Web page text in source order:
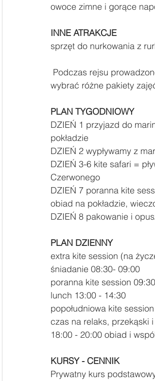
owoce zimne i gorące
INNE ATRAKCJE
sprzęt do nurkowania z
wybrać różne pakiety
PLAN TYGODNIOWY
DZIEŃ 1 przyjazd do
pokładzie
DZIEŃ 2 wypływamy z
DZIEŃ 3-6 kite safari =
Czerwonego
DZIEŃ 7 poranna kite
obiad na pokładzie,
DZIEŃ 8 pakowanie i
PLAN DZIENNY
extra kite session (na
śniadanie 08:30- 09:00
poranna kite session
lunch 13:00 - 14:30
popołudniowa kite
czas na relaks, przekąski
18:00 - 20:00 obiad i
KURSY - CENNIK
Prywatny kurs